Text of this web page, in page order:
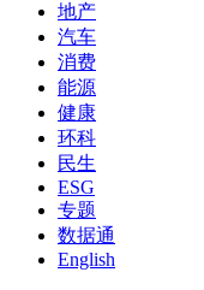
地产
汽车
消费
能源
健康
环科
民生
ESG
专题
数据通
English